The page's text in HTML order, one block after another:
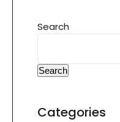
Search
Search
Categories